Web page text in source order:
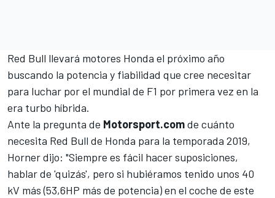
Red Bull llevará motores Honda el próximo año
buscando la potencia y fiabilidad que cree necesitar
para luchar por el mundial de F1 por primera vez en la
era turbo híbrida.
Ante la pregunta de Motorsport.comde cuánto
necesita Red Bull de Honda para la temporada 2019,
Horner dijo: "Siempre es fácil hacer suposiciones,
hablar de 'quizás', pero si hubiéramos tenido unos 40
kV más (53,6HP más de potencia) en el coche de este